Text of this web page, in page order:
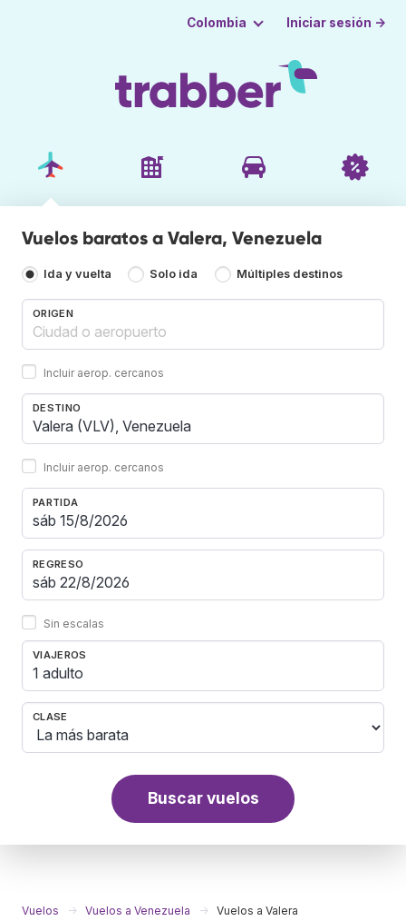
Colombia Iniciar sesión →
Vuelos baratos a Valera, Venezuela
Ida y vuelta Solo ida Múltiples destinos
ORIGEN
Incluir aerop. cercanos
DESTINO
Incluir aerop. cercanos
PARTIDA
REGRESO
Sin escalas
VIAJEROS
1 adulto
CLASE
Buscar vuelos
Vuelos Vuelos a Venezuela Vuelos a Valera